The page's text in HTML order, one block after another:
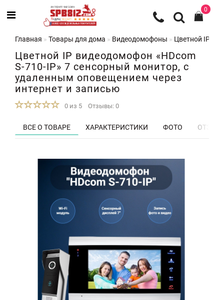
0
Главная Товары для дома Видеодомофоны Цветной IP
Цветной IP видеодомофон «HDcom
S-710-IP» 7 сенсорный монитор, с
удаленным оповещением через
интернет и записью
0 из 5 Отзывы: 0
ВСЕ О ТОВАРЕ ХАРАКТЕРИСТИКИ ФОТО